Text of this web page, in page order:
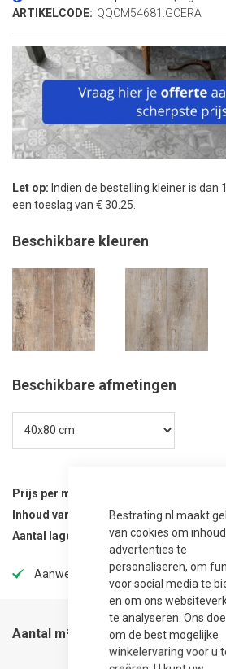
Bestrating.nl maakt
van cookies om
advertenties te
personaliseren, om
voor social media te
en om ons
te analyseren. Ons
om de best mogelijke
winkelervaring voor u
afbeeldingen-
ARTIKELCODE: QQCM54681.GCERA
Let op: Indien de bestelling kleiner is dan
een toeslag van € 30.25.
Beschikbare kleuren
Beschikbare afmetingen
Prijs per m²
Inhoud van verpakking 9.6 m²
Aantal lagen per verpakking
30
Aanwezig in onze showtuin
Aantal m²